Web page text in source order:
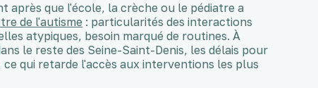
après que l'école, la crèche ou le pédiatre a
de l'autisme : particularités des interactions
atypiques, besoin marqué de routines. À
le reste des Seine-Saint-Denis, les délais pour
qui retarde l'accès aux interventions les plus